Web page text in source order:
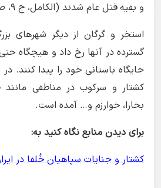
و بقیه قتل عام شدند (الکامل، ج ۹، ص ۲۰۸).
استخر و گرگان از دیگر شهرهای
گسترده در آنها رخ داد و هیچگاه حتی
جایگاه باستانی خود را پیدا کنند.
کشتار و سرکوب در مناطقی مانند
بخارا، خوارزم و… آمده است.
برای دیدن منابع نگاه کنید به:
کشتار و جنایات سپاهیان خُلفا در